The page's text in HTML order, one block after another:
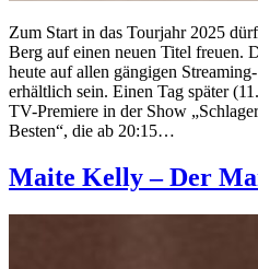
Zum Start in das Tourjahr 2025
Berg auf einen neuen Titel freuen.
heute auf allen gängigen
erhältlich sein. Einen Tag später
TV-Premiere in der Show
Besten“, die ab 20:15…
Maite Kelly – Der